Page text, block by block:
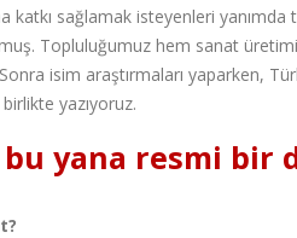
sağlamak isteyenleri yanımda
Topluluğumuz hem sanat
isim araştırmaları yaparken,
yazıyoruz.
bu yana resmi bir